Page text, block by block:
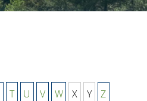
T U V W X Y Z